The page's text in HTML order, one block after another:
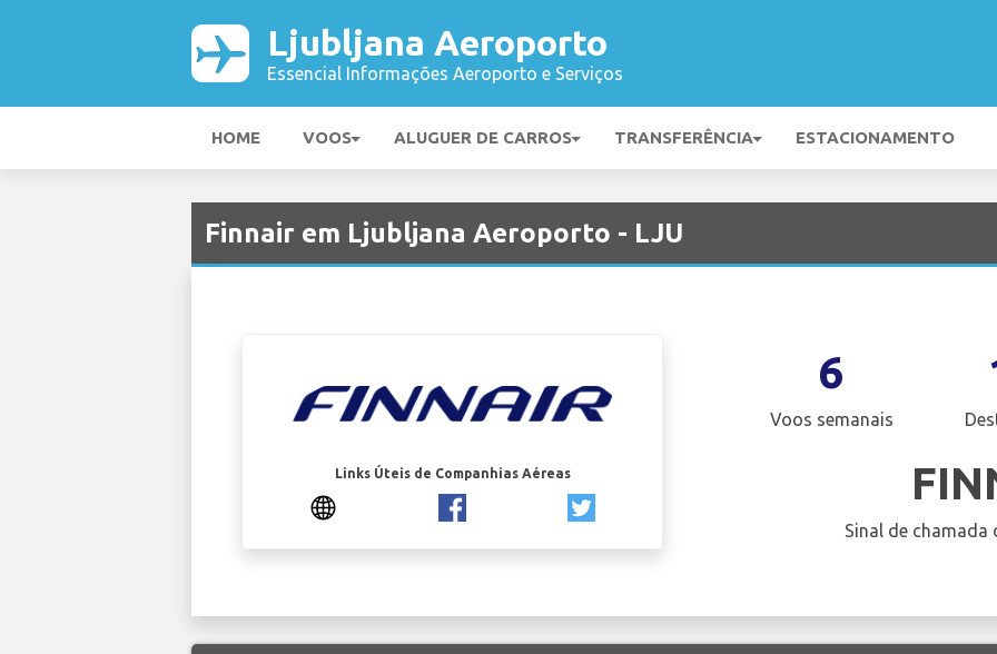
Ljubljana Aeroporto
Essencial Informações Aeroporto e Serviços
HOME VOOS ALUGUER DE CARROS TRANSFERÊNCIA ESTACIONAMENTO
Finnair em Ljubljana Aeroporto - LJU
Links Úteis de Companhias Aéreas
6
Voos semanais
Sinal de chamada